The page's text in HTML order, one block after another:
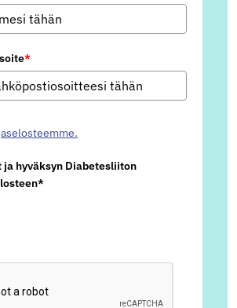
*
ja hyväksyn Diabetesliiton